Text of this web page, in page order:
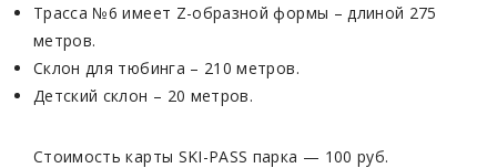
Трасса №6 имеет Z-образной формы – длиной 275
метров.
Склон для тюбинга – 210 метров.
Детский склон – 20 метров.
Стоимость карты SKI-PASS парка — 100 руб.